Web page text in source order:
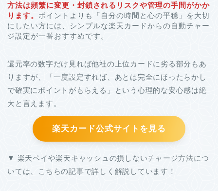
方法は頻繁に変更・封鎖されるリスクや管理の手間がかか
ります。 ポイントよりも「自分の時間と心の平穏」を大切
にしたい方には、シンプルな楽天カードからの自動チャー
ジ設定が一番おすすめです。
還元率の数字だけ見れば他社の上位カードに劣る部分もあ
りますが、「一度設定すれば、あとは完全にほったらかし
で確実にポイントがもらえる」という心理的な安心感は絶
大と言えます。
楽天カード公式サイトを見る
▼ 楽天ペイや楽天キャッシュの損しないチャージ方法につ
いては、こちらの記事で詳しく解説しています！